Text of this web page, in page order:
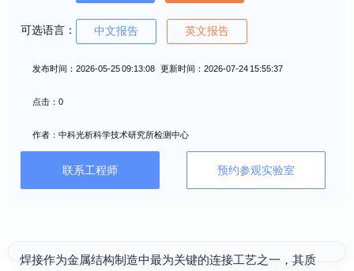
可选语言： 中文报告 英文报告
发布时间：2026-05-25 09:13:08 更新时间：2026-07-24 15:55:37
点击：0
作者：中科光析科学技术研究所检测中心
联系工程师 预约参观实验室
焊接作为金属结构制造中最为关键的连接工艺之一，其质